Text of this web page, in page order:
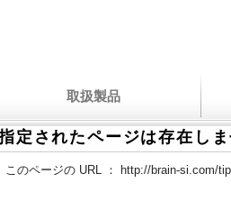
取扱製品
定されたページは存在しま
このページの URL ： http://brain-si.com/